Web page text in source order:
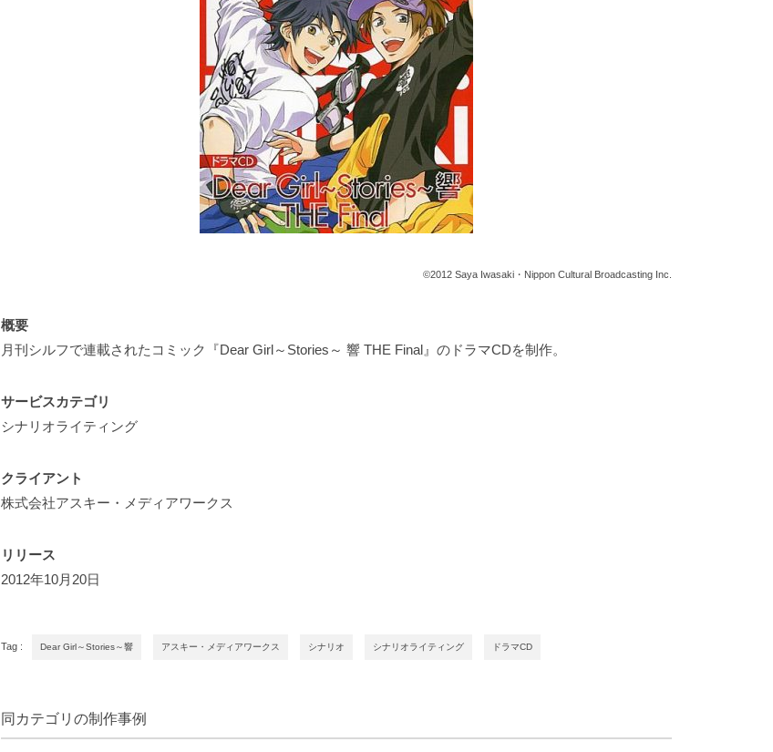
©2012 Saya Iwasaki・Nippon Cultural Broadcasting Inc.
概要
月刊シルフで連載されたコミック『Dear Girl～Stories～ 響 THE Final』のドラマCDを制作。
サービスカテゴリ
シナリオライティング
クライアント
株式会社アスキー・メディアワークス
リリース
2012年10月20日
Tag : Dear Girl～Stories～響 アスキー・メディアワークス シナリオ シナリオライティング ドラマCD
同カテゴリの制作事例